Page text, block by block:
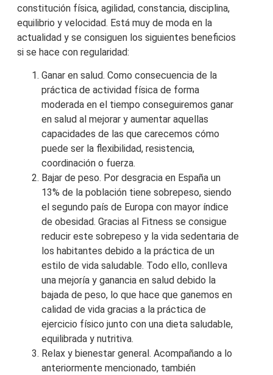
constitución física, agilidad, constancia, disciplina,
equilibrio y velocidad. Está muy de moda en la
actualidad y se consiguen los siguientes beneficios
si se hace con regularidad:
Ganar en salud. Como consecuencia de la
práctica de actividad física de forma
moderada en el tiempo conseguiremos ganar
en salud al mejorar y aumentar aquellas
capacidades de las que carecemos cómo
puede ser la flexibilidad, resistencia,
coordinación o fuerza.
Bajar de peso. Por desgracia en España un
13% de la población tiene sobrepeso, siendo
el segundo país de Europa con mayor índice
de obesidad. Gracias al Fitness se consigue
reducir este sobrepeso y la vida sedentaria de
los habitantes debido a la práctica de un
estilo de vida saludable. Todo ello, conlleva
una mejoría y ganancia en salud debido la
bajada de peso, lo que hace que ganemos en
calidad de vida gracias a la práctica de
ejercicio físico junto con una dieta saludable,
equilibrada y nutritiva.
Relax y bienestar general. Acompañando a lo
anteriormente mencionado, también